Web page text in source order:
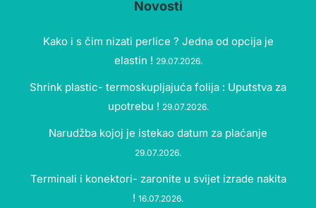
Novosti
Kako i s čim nizati perlice ? Jedna od opcija je
elastin ! 29.07.2026.
Shrink plastic- termoskupljajuća folija : Uputstva za
upotrebu ! 29.07.2026.
Narudžba kojoj je istekao datum za plaćanje
29.07.2026.
Terminali i konektori- zaronite u svijet izrade nakita
! 16.07.2026.